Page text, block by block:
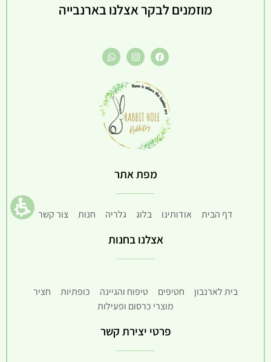
מוזמנים לבקר אצלנו בארנבייה
מפת אתר
דף הבית אודותינו בלוג גלריה חנות צור קשר
אצלנו בחנות
בית לארנבון חטיפים טיפוח והגיינה כופתיות
חציר
מוצרי כרסום ופעילות
פרטי יצירת קשר